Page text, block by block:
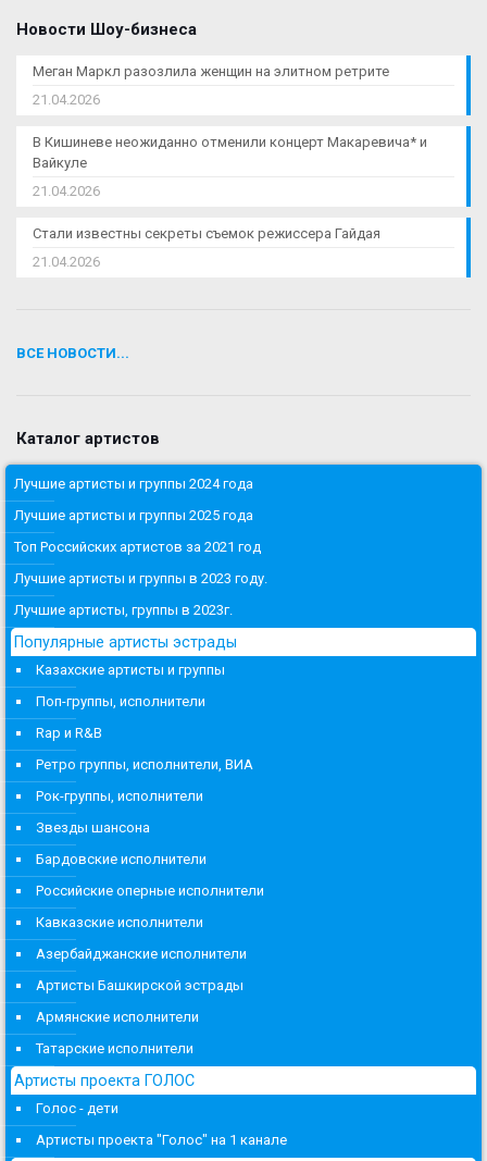
Новости Шоу-бизнеса
Меган Маркл разозлила женщин на элитном ретрите
21.04.2026
В Кишиневе неожиданно отменили концерт Макаревича* и
Вайкуле
21.04.2026
Стали известны секреты съемок режиссера Гайдая
21.04.2026
ВСЕ НОВОСТИ...
Каталог артистов
Лучшие артисты и группы 2024 года
Лучшие артисты и группы 2025 года
Топ Российских артистов за 2021 год
Лучшие артисты и группы в 2023 году.
Лучшие артисты, группы в 2023г.
Популярные артисты эстрады
Казахские артисты и группы
Поп-группы, исполнители
Rap и R&B
Ретро группы, исполнители, ВИА
Рок-группы, исполнители
Звезды шансона
Бардовские исполнители
Российские оперные исполнители
Кавказские исполнители
Азербайджанские исполнители
Артисты Башкирской эстрады
Армянские исполнители
Татарские исполнители
Артисты проекта ГОЛОС
Голос - дети
Артисты проекта "Голос" на 1 канале